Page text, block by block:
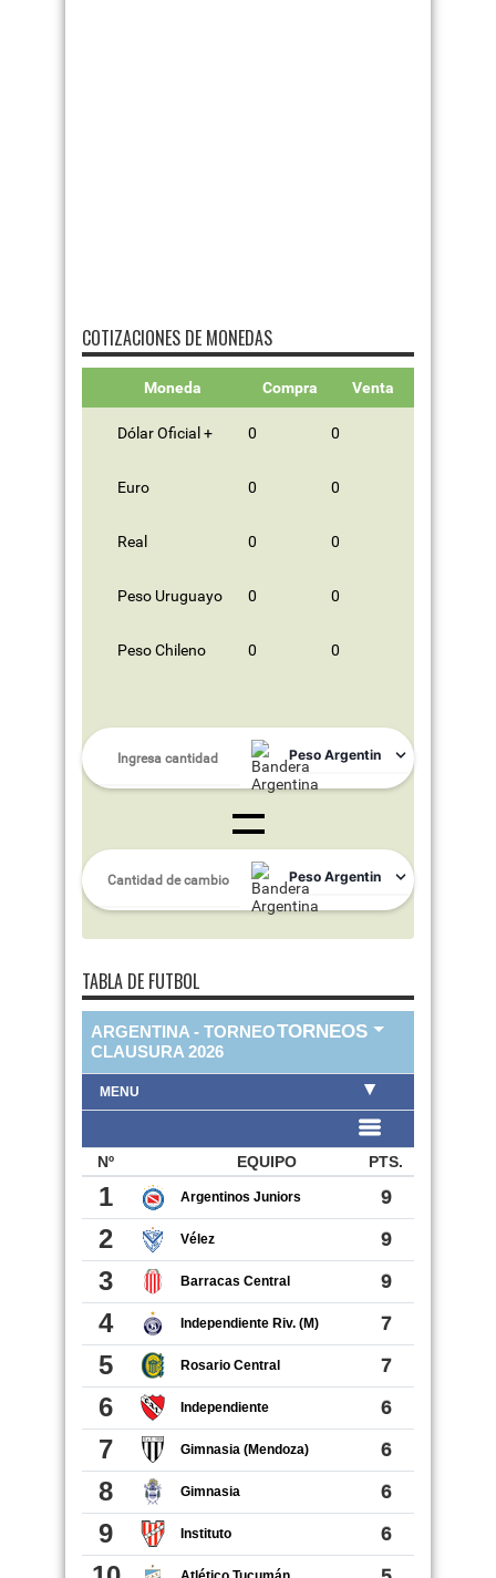
COTIZACIONES DE MONEDAS
Moneda Compra Venta
Dólar Oficial + 0 0
Euro 0 0
Real 0 0
Peso Uruguayo 0 0
Peso Chileno 0 0
TABLA DE FUTBOL